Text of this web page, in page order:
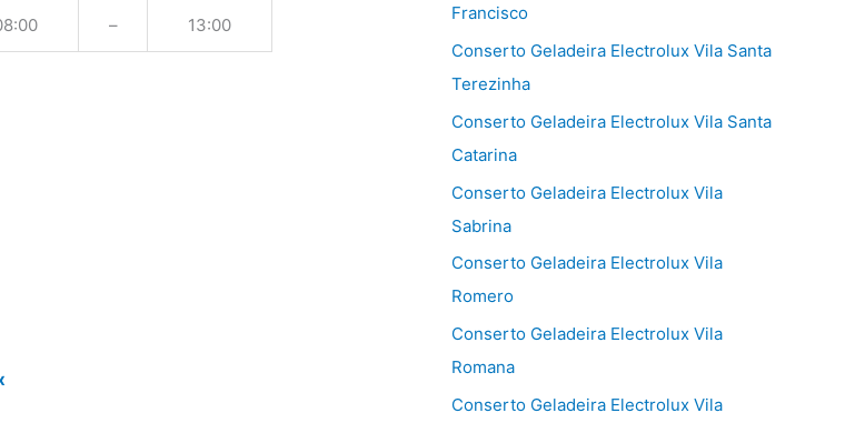
– 13:00
Francisco
Conserto Geladeira Electrolux Vila Santa
Terezinha
Conserto Geladeira Electrolux Vila Santa
Catarina
Conserto Geladeira Electrolux Vila
Sabrina
Conserto Geladeira Electrolux Vila
Romero
Conserto Geladeira Electrolux Vila
Romana
Conserto Geladeira Electrolux Vila